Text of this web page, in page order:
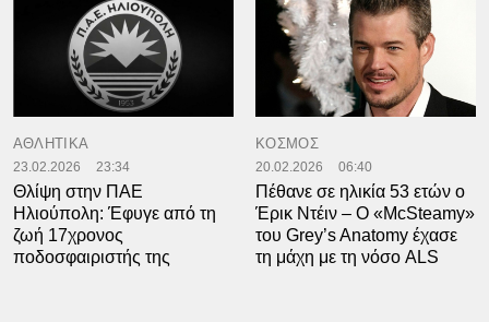
ΑΘΛΗΤΙΚΑ
23.02.2026 23:34
Θλίψη στην ΠΑΕ
Ηλιούπολη: Έφυγε από τη
ζωή 17χρονος
ποδοσφαιριστής της
ΚΟΣΜΟΣ
20.02.2026 06:40
Πέθανε σε ηλικία 53 ετών ο
Έρικ Ντέιν – Ο «McSteamy»
του Grey’s Anatomy έχασε
τη μάχη με τη νόσο ALS